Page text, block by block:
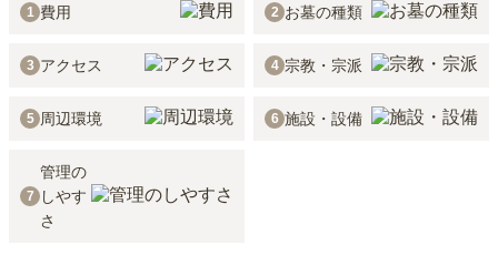
1 費用 2 お墓の種類
3 アクセス 4 宗教・宗派
5 周辺環境 6 施設・設備
7
管理の
しやす
さ